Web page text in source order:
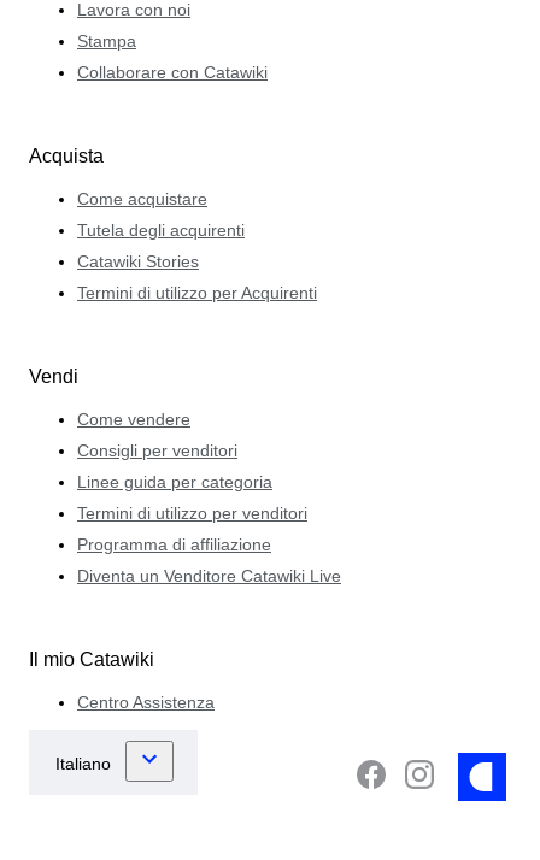
Lavora con noi
Stampa
Collaborare con Catawiki
Acquista
Come acquistare
Tutela degli acquirenti
Catawiki Stories
Termini di utilizzo per Acquirenti
Vendi
Come vendere
Consigli per venditori
Linee guida per categoria
Termini di utilizzo per venditori
Programma di affiliazione
Diventa un Venditore Catawiki Live
Il mio Catawiki
Centro Assistenza